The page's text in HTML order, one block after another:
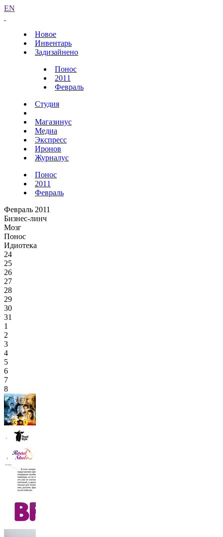
EN
Новое
Инвентарь
Задизайнено
Понос
2011
Февраль
Студия
Магазинус
Медиа
Экспресс
Иронов
Журналус
Понос
2011
Февраль
Февраль 2011
Бизнес-линч
Мозг
Понос
Идиотека
24
25
26
27
28
29
30
31
1
2
3
4
5
6
7
8